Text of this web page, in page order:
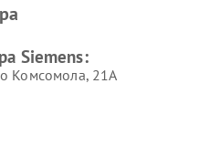
Siemens
Siemens
Siemens:
Комсомола, 21А